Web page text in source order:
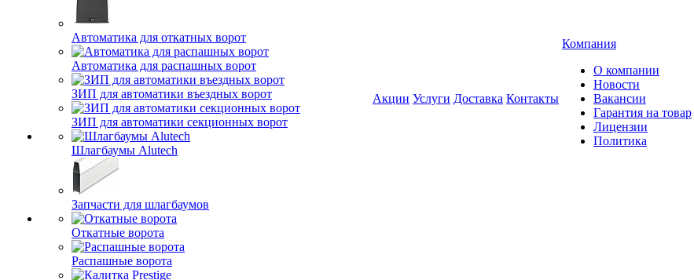
Автоматика для откатных ворот
Автоматика для распашных ворот
ЗИП для автоматики въездных ворот
ЗИП для автоматики секционных ворот
Шлагбаумы Alutech
Запчасти для шлагбаумов
Откатные ворота
Распашные ворота
Акции Услуги Доставка Контакты
Компания
О компании
Новости
Вакансии
Гарантия на товар
Лицензии
Политика